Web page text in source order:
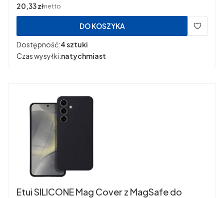
Cena
20,33 złnetto
DO KOSZYKA
Dostępność:4 sztuki
Czas wysyłki:natychmiast
Etui SILICONE Mag Cover z MagSafe do